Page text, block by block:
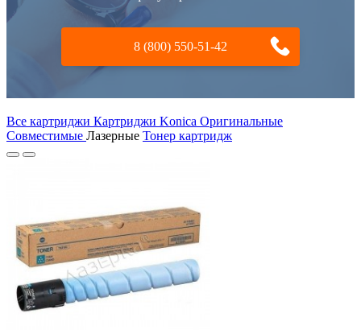
8 (800) 550-51-42
Все картриджи Картриджи Konica Оригинальные
Совместимые Лазерные Тонер картридж